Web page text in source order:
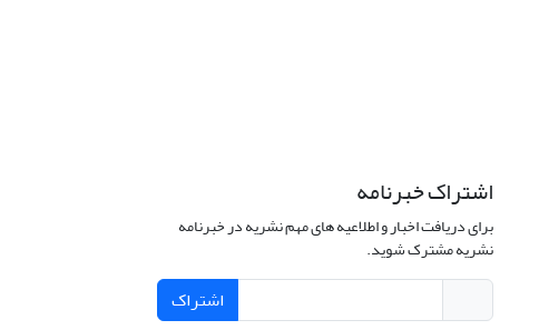
اشتراک خبرنامه
برای دریافت اخبار و اطلاعیه های مهم نشریه در خبرنامه
نشریه مشترک شوید.
اشتراک